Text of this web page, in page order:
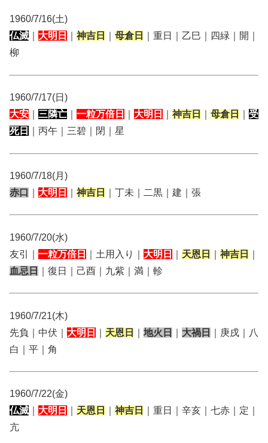
1960/7/16(土)
仏滅
大明日 神吉日 母倉日
｜重日｜乙巳｜四緑｜開｜
柳
1960/7/17(日)
大安
三隣亡 一粒万倍日 大明日 神吉日 母倉日
受
死日
｜丙午｜三碧｜閉｜星
1960/7/18(月)
赤口
大明日 神吉日 ｜丁未｜二黒｜建｜張
1960/7/20(水)
友引｜ 一粒万倍日 ｜土用入り｜ 大明日 天恩日 神吉日
血忌日
｜復日｜己酉｜九紫｜満｜軫
1960/7/21(木)
先負｜中伏｜ 大明日 天恩日 地火日 大禍日
｜庚戌｜八
白｜平｜角
1960/7/22(金)
仏滅
大明日 天恩日 神吉日
｜重日｜辛亥｜七赤｜定｜
亢